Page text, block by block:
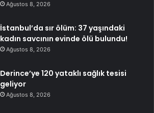
Ağustos 8, 2026
İstanbul’da sır ölüm: 37 yaşındaki
kadın savcının evinde ölü bulundu!
Ağustos 8, 2026
Derince’ye 120 yataklı sağlık tesisi
geliyor
Ağustos 8, 2026